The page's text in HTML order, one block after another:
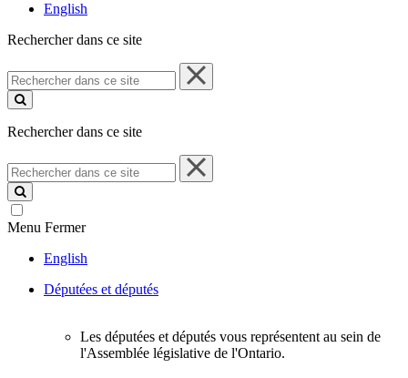
English
Rechercher dans ce site
Rechercher
dans
ce
Rechercher dans ce site
Rechercher
dans
ce
site
Menu Fermer
English
Députées et députés
Les députées et députés vous représentent au sein de
l'Assemblée législative de l'Ontario.